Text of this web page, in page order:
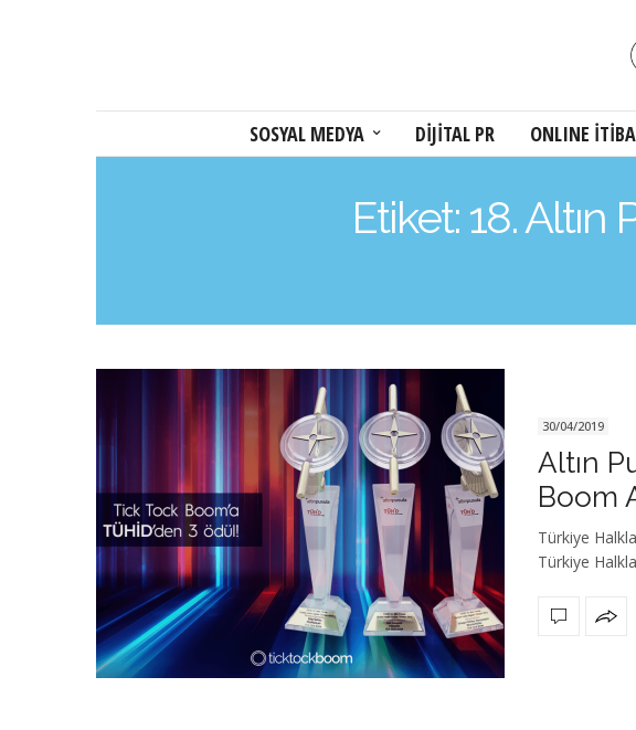
SOSYAL MEDYA DİJİTAL PR ONLINE
Etiket: 18.
30/04/2019
Altın
Boom
Türkiye
Türkiye